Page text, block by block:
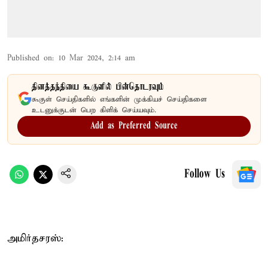
Published on: 10 Mar 2024, 2:14 am
தினத்தந்தியை கூகுளில் பின்தொடரவும்
கூகுள் செய்திகளில் எங்களின் முக்கியச் செய்திகளை
உடனுக்குடன் பெற கிளிக் செய்யவும்.
Add as Preferred Source
Follow Us
அமிர்தசரஸ்: